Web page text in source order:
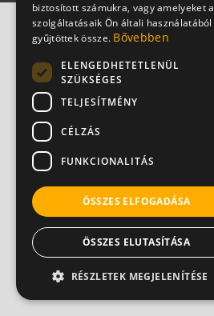
biztosított számukra, vagy amelyeket a
szolgáltatásaik Ön általi használatából
gyűjtöttek össze. Bővebben
ELENGEDHETETLENÜL
SZÜKSÉGES
TELJESÍTMÉNY
CÉLZÁS
FUNKCIONALITÁS
ÖSSZES ELFOGADÁSA
ÖSSZES ELUTASÍTÁSA
RÉSZLETEK MEGJELENÍTÉSE